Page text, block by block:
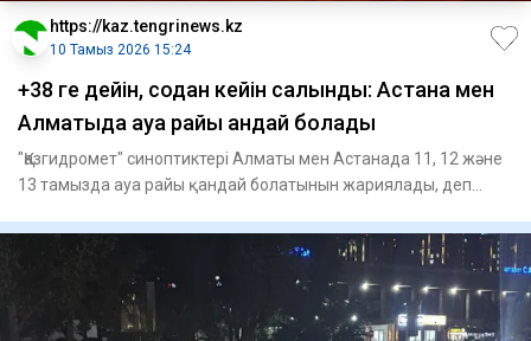
https://kaz.tengrinews.kz
10 Тамыз 2026 15:24
+38 ге дейін, содан кейін салқындық: Астана мен
Алматыда ауа райы қандай болады
"Қазгидромет" синоптиктері Алматы мен Астанада 11, 12 және
13 тамызда ауа райы қандай болатынын жариялады, деп